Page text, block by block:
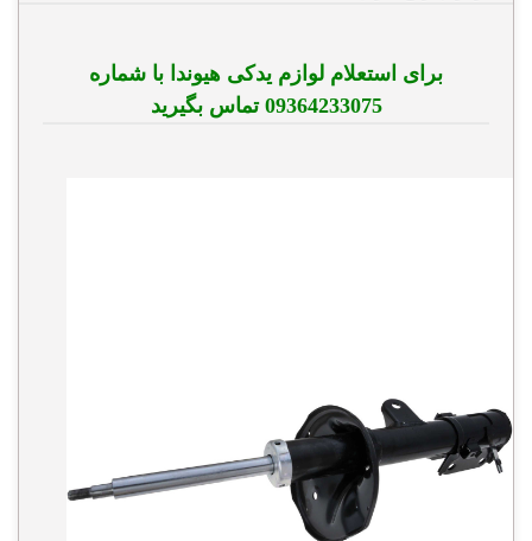
برای استعلام لوازم یدکی هیوندا با شماره
09364233075 تماس بگیرید